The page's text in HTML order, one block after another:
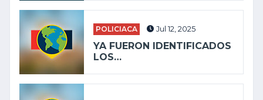
POLICIACA Jul 12, 2025
YA FUERON IDENTIFICADOS
LOS…